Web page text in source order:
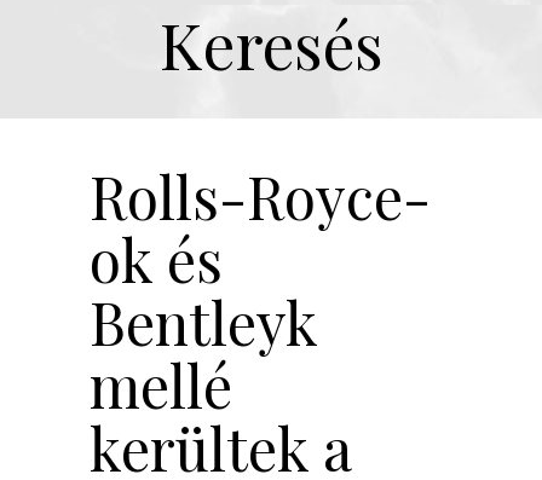
Keresés
Rolls-Royce-
ok és
Bentleyk
mellé
kerültek a